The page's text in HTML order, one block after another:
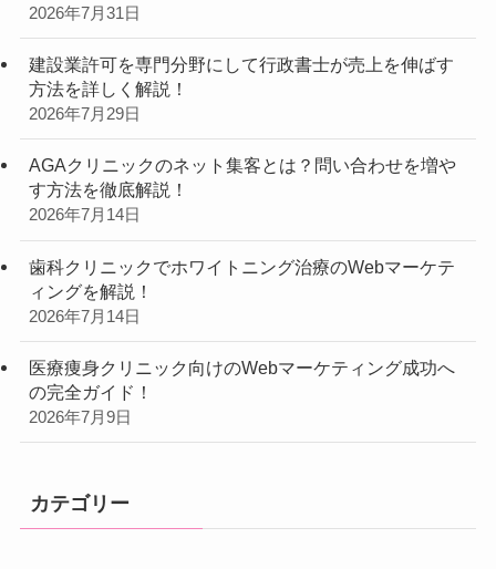
2026年7月31日
建設業許可を専門分野にして行政書士が売上を伸ばす
方法を詳しく解説！
2026年7月29日
AGAクリニックのネット集客とは？問い合わせを増や
す方法を徹底解説！
2026年7月14日
歯科クリニックでホワイトニング治療のWebマーケテ
ィングを解説！
2026年7月14日
医療痩身クリニック向けのWebマーケティング成功へ
の完全ガイド！
2026年7月9日
カテゴリー